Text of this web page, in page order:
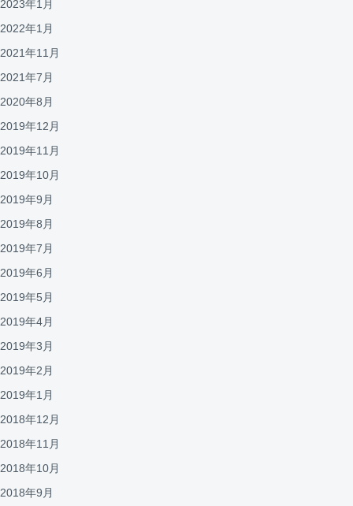
2023年1月
2022年1月
2021年11月
2021年7月
2020年8月
2019年12月
2019年11月
2019年10月
2019年9月
2019年8月
2019年7月
2019年6月
2019年5月
2019年4月
2019年3月
2019年2月
2019年1月
2018年12月
2018年11月
2018年10月
2018年9月